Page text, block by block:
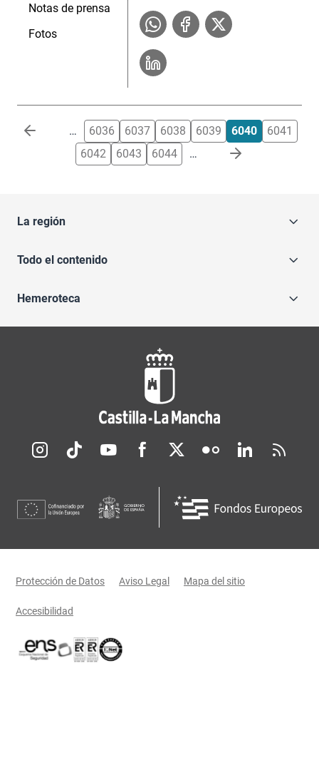
Notas de prensa
Fotos
Paginación … 6036 6037 6038 6039 6040
6041
6042
6043 6044 …
La región
Todo el contenido
Hemeroteca
Redes sociales JCCM
Menú legal
Protección de Datos Aviso Legal Mapa del sitio
Accesibilidad